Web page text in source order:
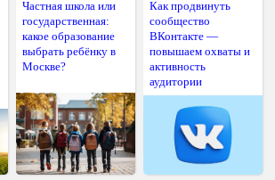
Частная школа или
государственная:
какое образование
выбрать ребёнку в
Москве?
Как продвинуть
сообщество
ВКонтакте —
повышаем охваты и
активность
аудитории